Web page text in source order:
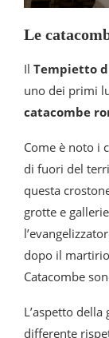
Le
Il Tempietto
uno dei primi
catacombe
Come è noto i
di fuori del
questa
grotte e
dopo il
Catacombe
L’aspetto
differente